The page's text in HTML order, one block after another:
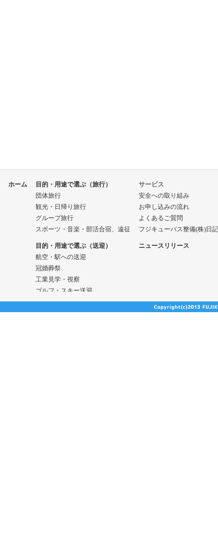
ホーム
目的・用途で選ぶ（旅行）
団体旅行
観光・日帰り旅行
グループ旅行
スポーツ・音楽・部活合宿、遠征
目的・用途で選ぶ（送迎）
航空・駅への送迎
冠婚葬祭
工業見学・視察
ゴルフ・スキー送迎
サービス
安全への取り組み
お申し込みの流れ
よくあるご質問
フジキューバス整備(株)日記
ニュースリリース